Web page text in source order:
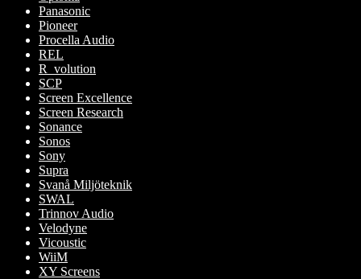
Panasonic
Pioneer
Procella Audio
REL
R_volution
SCP
Screen Excellence
Screen Research
Sonance
Sonos
Sony
Supra
Svanå Miljöteknik
SWAL
Trinnov Audio
Velodyne
Vicoustic
WiiM
XY Screens